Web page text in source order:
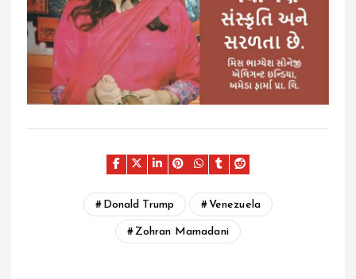
Donald Trump Venezuela
Zohran Mamadani